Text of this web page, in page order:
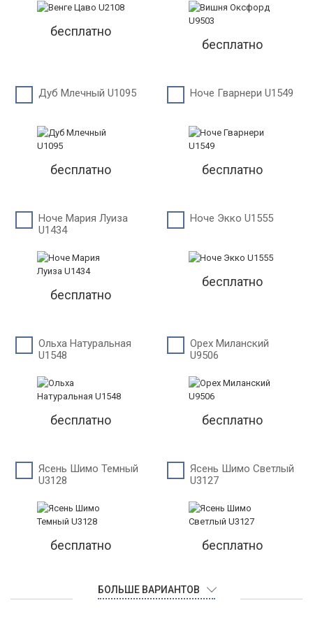
бесплатно
бесплатно
Дуб Млечный U1095
бесплатно
Ноче Гварнери U1549
бесплатно
Ноче Мария Луиза
U1434
бесплатно
Ноче Экко U1555
бесплатно
Ольха Натуральная
U1548
бесплатно
Орех Миланский
U9506
бесплатно
Ясень Шимо Темный
U3128
бесплатно
Ясень Шимо Светлый
U3127
бесплатно
БОЛЬШЕ ВАРИАНТОВ